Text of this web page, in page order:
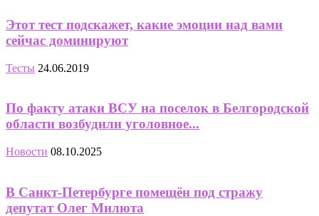
Этот тест подскажет, какие эмоции над вами
сейчас доминируют
Тесты 24.06.2019
По факту атаки ВСУ на поселок в Белгородской
области возбудили уголовное...
Новости 08.10.2025
В Санкт-Петербурге помещён под стражу
депутат Олег Милюта